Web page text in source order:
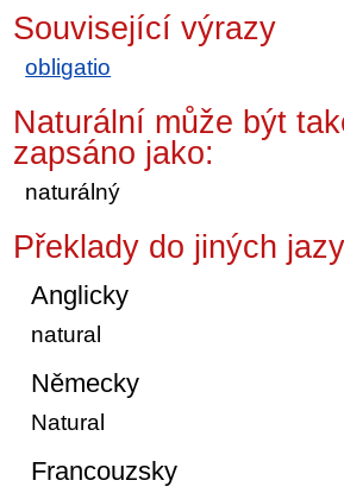
Související výrazy
obligatio
Naturální může být
zapsáno jako:
naturálný
Překlady do jiných
Anglicky
natural
Německy
Natural
Francouzsky